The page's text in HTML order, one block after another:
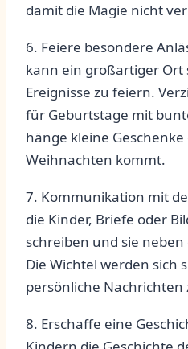
damit ⁣die Magie nicht
6. Feiere besondere
kann ein großartiger⁢ Ort
Ereignisse zu ⁣feiern.
für‌ Geburtstage​ mit
hänge kleine
Weihnachten kommt.
7. Kommunikation mit
die Kinder,⁢ Briefe oder
schreiben​ und sie
Die⁣ Wichtel werden sich
persönliche
8. Erschaffe eine